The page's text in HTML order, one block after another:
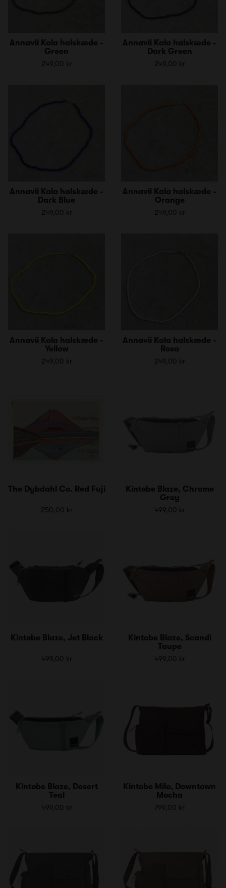
Annavii Kala halskæde -
Green
249,00 kr
Annavii Kala halskæde -
Dark Green
249,00 kr
Annavii Kala halskæde -
Dark Blue
249,00 kr
Annavii Kala halskæde -
Orange
249,00 kr
Annavii Kala halskæde -
Yellow
249,00 kr
Annavii Kala halskæde -
Rosa
249,00 kr
The Dybdahl Co. Red Fuji
250,00 kr
Kintobe Blaze, Chrome
Grey
499,00 kr
Kintobe Blaze, Jet Black
499,00 kr
Kintobe Blaze, Scandi
Taupe
499,00 kr
Kintobe Blaze, Desert
Teal
499,00 kr
Kintobe Milo, Downtown
Mocha
799,00 kr